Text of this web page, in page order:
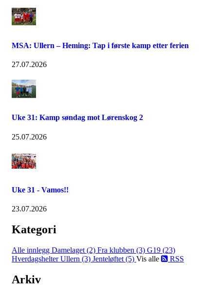
MSA: Ullern – Heming: Tap i første kamp etter ferien
27.07.2026
Uke 31: Kamp søndag mot Lørenskog 2
25.07.2026
Uke 31 - Vamos!!
23.07.2026
Kategori
Alle innlegg Damelaget (2) Fra klubben (3) G19 (23)
Hverdagshelter Ullern (3) Jenteløftet (5) Vis alle RSS
Arkiv